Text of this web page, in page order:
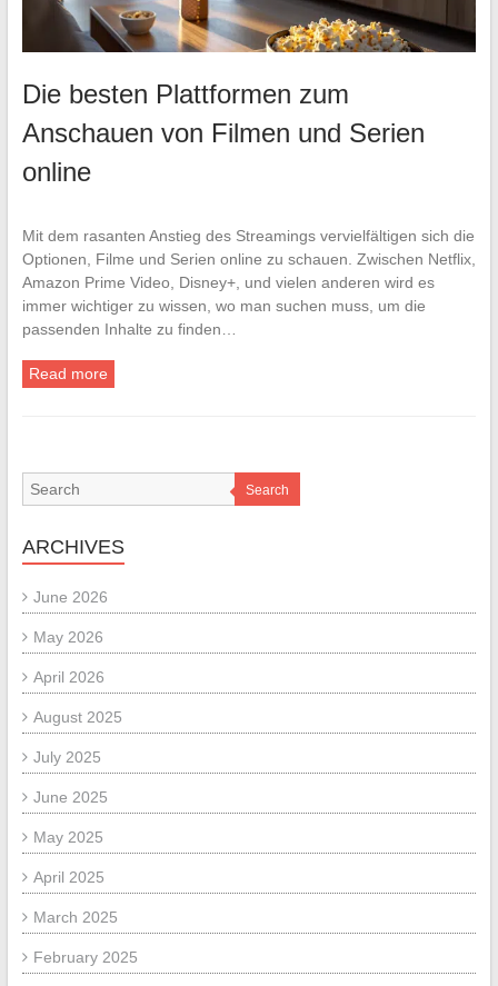
Die besten Plattformen zum
Anschauen von Filmen und Serien
online
Mit dem rasanten Anstieg des Streamings vervielfältigen sich die
Optionen, Filme und Serien online zu schauen. Zwischen Netflix,
Amazon Prime Video, Disney+, und vielen anderen wird es
immer wichtiger zu wissen, wo man suchen muss, um die
passenden Inhalte zu finden…
Read more
Search
ARCHIVES
June 2026
May 2026
April 2026
August 2025
July 2025
June 2025
May 2025
April 2025
March 2025
February 2025